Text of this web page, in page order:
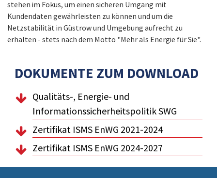
stehen im Fokus‭, ‬um einen sicheren Umgang mit
Kundendaten gewährleisten zu‭ ‬können und um die
Netzstabilität in Güstrow und Umgebung aufrecht zu
erhalten‭ ‬- ‬stets nach dem Motto‭ ‬"Mehr als Energie für Sie‭‬"‬.
DOKUMENTE ZUM DOWNLOAD
Qualitäts-, Energie- und
Informationssicherheitspolitik SWG
Zertifikat ISMS EnWG 2021-2024
Zertifikat ISMS EnWG 2024-2027